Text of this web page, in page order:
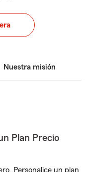
Nuestra misión
Plan Precio
Personalice un plan